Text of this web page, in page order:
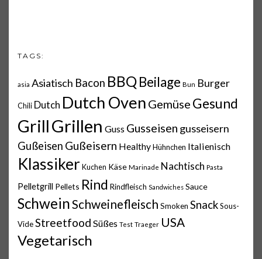
TAGS:
asia Asiatisch Bacon BBQBeilage Bun Burger
Chili Dutch Dutch Oven Gemüse Gesund
GrillGrillen Guss Gusseisen gusseisern
Gußeisen Gußeisern HealthyHühnchen Italienisch
Klassiker Kuchen Käse Marinade Nachtisch Pasta
Pelletgrill Pellets Rind Rindfleisch Sandwiches Sauce
SchweinSchweinefleisch Smoken SnackSous-
VideStreetfood Süßes Test Traeger USA
Vegetarisch